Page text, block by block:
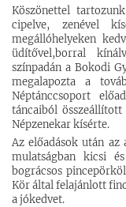
Köszönettel
cipelve, zenével
megállóhelyeken
üdítővel,borral
színpadán a Bokodi
megalapozta a
Néptánccsoport
táncaiból
Népzenekar kísérte.
Az előadások után az
mulatságban kicsi
bográcsos
Kör által felajánlott
a jókedvet.